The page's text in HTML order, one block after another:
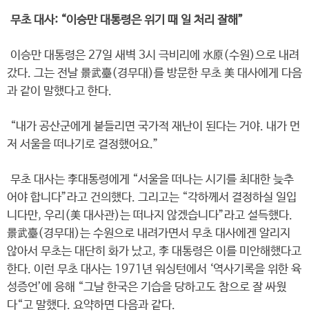
무초 대사: “이승만 대통령은 위기 때 일 처리 잘해”
이승만 대통령은 27일 새벽 3시 극비리에 水原(수원)으로 내려
갔다. 그는 전날 景武臺(경무대)를 방문한 무초 美 대사에게 다음
과 같이 말했다고 한다.
“내가 공산군에게 붙들리면 국가적 재난이 된다는 거야. 내가 먼
저 서울을 떠나기로 결정했어요.”
무초 대사는 李대통령에게 “서울을 떠나는 시기를 최대한 늦추
어야 합니다”라고 건의했다. 그리고는 “각하께서 결정하실 일입
니다만, 우리(美 대사관)는 떠나지 않겠습니다”라고 설득했다.
景武臺(경무대)는 수원으로 내려가면서 무초 대사에겐 알리지
않아서 무초는 대단히 화가 났고, 李 대통령은 이를 미안해했다고
한다. 이런 무초 대사는 1971년 워싱턴에서 ‘역사기록을 위한 육
성증언’에 응해 “그날 한국은 기습을 당하고도 참으로 잘 싸웠
다“고 말했다. 요약하면 다음과 같다.